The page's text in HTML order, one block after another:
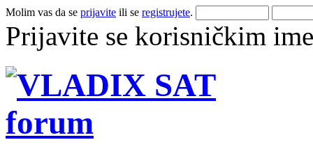
Molim vas da se prijavite ili se registrujete.
Prijavite se korisničkim